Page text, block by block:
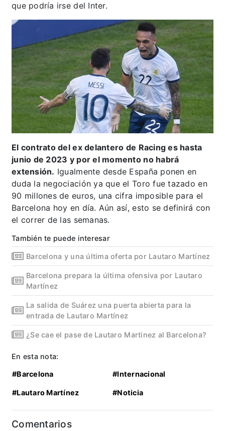
que podría irse del Inter.
El contrato del ex delantero de Racing es hasta
junio de 2023 y por el momento no habrá
extensión. Igualmente desde España ponen en
duda la negociación ya que el Toro fue tazado en
90 millones de euros, una cifra imposible para el
Barcelona hoy en día. Aún así, esto se definirá con
el correr de las semanas.
También te puede interesar
Barcelona y una última oferta por Lautaro Martínez
Barcelona prepara la última ofensiva por Lautaro
Martínez
La salida de Suárez una puerta abierta para la
entrada de Lautaro Martínez
¿Se cae el pase de Lautaro Martinez al Barcelona?
En esta nota:
#Barcelona #Internacional
#Lautaro Martínez #Noticia
Comentarios